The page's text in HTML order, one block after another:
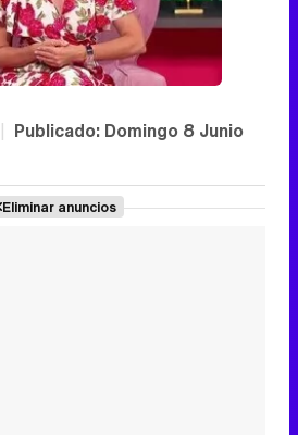
| Publicado: Domingo 8 Junio
Eliminar anuncios